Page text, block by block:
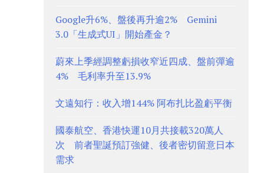
Google升6%、盤後再升逾2% Gemini
3.0「生成式UI」開始產金？
蔚來上季經調整虧損收窄近四成、盤前彈逾
4% 毛利率升至13.9%
文遠知行：收入增144% 阿布扎比盈虧平衡
國泰航空、香港快運10月共接載320萬人
次 前者聖誕預訂強健、後者密切留意日本
需求